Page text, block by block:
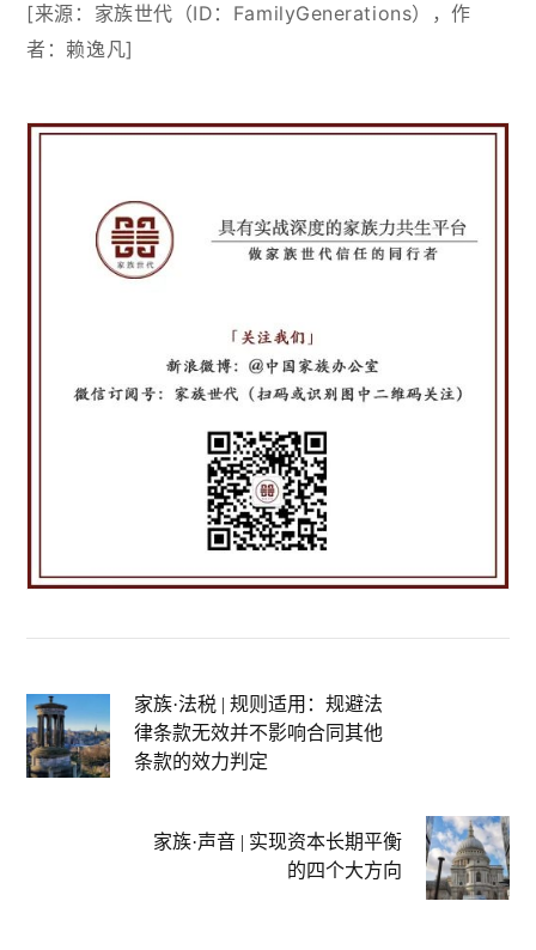
[来源： 家族世代（ID：FamilyGenerations），作
者：赖逸凡]
家族·法税 | 规则适用：规避法
律条款无效并不影响合同其他
条款的效力判定
家族·声音 | 实现资本长期平衡
的四个大方向